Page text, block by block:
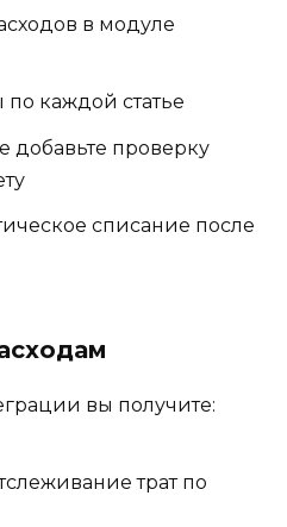
в модуле
каждой статье
добавьте проверку
списание после
вы получите:
трат по